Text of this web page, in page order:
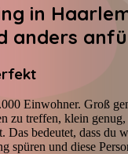
in
anders
Einwohner. Groß
zu treffen, klein
Das bedeutet, dass du
spüren und diese